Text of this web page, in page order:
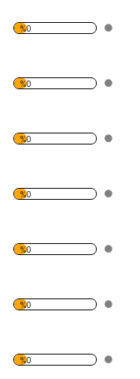
%0
%0
%0
%0
%0
%0
%0